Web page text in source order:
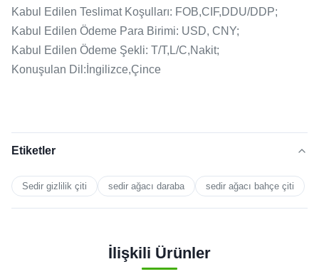
Kabul Edilen Teslimat Koşulları: FOB,CIF,DDU/DDP;
Kabul Edilen Ödeme Para Birimi: USD, CNY;
Kabul Edilen Ödeme Şekli: T/T,L/C,Nakit;
Konuşulan Dil:İngilizce,Çince
Etiketler
Sedir gizlilik çiti sedir ağacı daraba sedir ağacı bahçe çiti
İlişkili Ürünler